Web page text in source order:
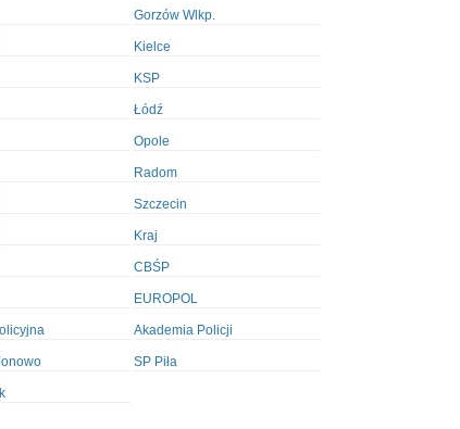
Gorzów Wlkp.
Kielce
KSP
Łódź
Opole
Radom
Szczecin
Kraj
CBŚP
EUROPOL
Akademia Policji
SP Piła